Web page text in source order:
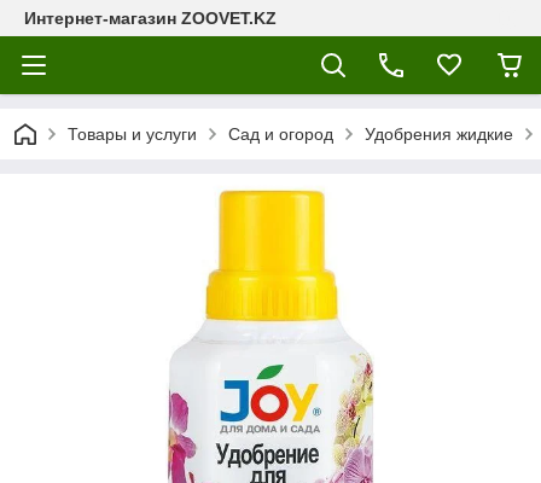
Интернет-магазин ZOOVET.KZ
Товары и услуги Сад и огород Удобрения жидкие